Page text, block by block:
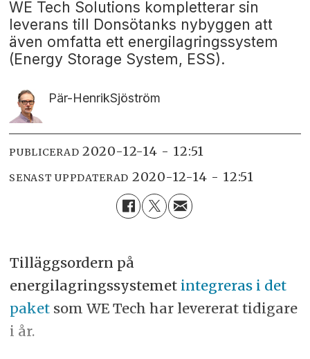
WE Tech Solutions kompletterar sin
leverans till Donsötanks nybyggen att
även omfatta ett energilagringssystem
(Energy Storage System, ESS).
Pär-HenrikSjöström
PUBLICERAD 2020-12-14 - 12:51
SENAST UPPDATERAD 2020-12-14 - 12:51
Tilläggsordern på
energilagringssystemet integreras i det
paketsom WE Tech har levererat tidigare
i år.